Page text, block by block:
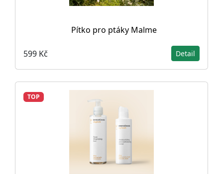
Pítko pro ptáky Malme
599 Kč Detail
TOP